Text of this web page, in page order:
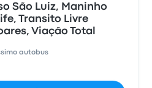
São Luiz, Maninho
Transito Livre
Viação Total
autobus